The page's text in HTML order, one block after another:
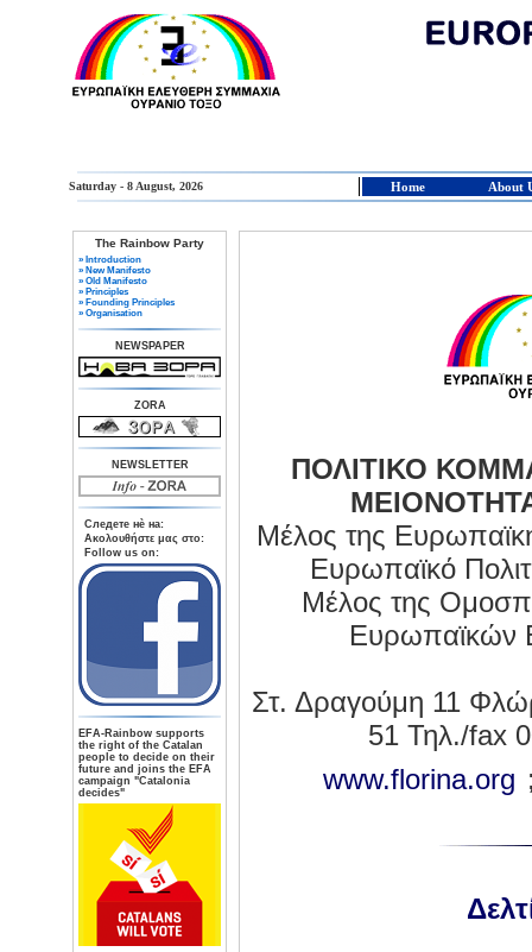
Saturday - 8 August, 2026 Home About
The Rainbow Party
» Introduction
» New Manifesto
» Old Manifesto
» Principles
» Founding Principles
» Organisation
NEWSPAPER
ZORA
NEWSLETTER
Следете нè на:
Aκολουθήστε μας στο:
Follow us on:
ΕFA-Rainbow supports
the right of the Catalan
people to decide on their
future and joins the EFA
campaign "Catalonia
decides"
ΠΟΛΙΤΙΚΟ
Μέλος της
Ευρωπαϊκό
Μέλος της
Ευρωπαϊκών
Στ. Δραγούμη 11
51 Τηλ./fax
www.florina.org